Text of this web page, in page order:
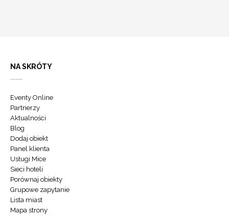
NA SKRÓTY
Eventy Online
Partnerzy
Aktualności
Blog
Dodaj obiekt
Panel klienta
Usługi Mice
Sieci hoteli
Porównaj obiekty
Grupowe zapytanie
Lista miast
Mapa strony